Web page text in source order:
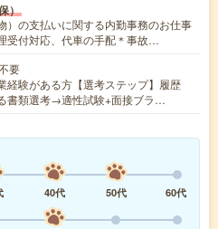
）
）の支払いに関する内勤事務のお仕事
受付対応、代車の手配＊事故…
要
経験がある方【選考ステップ】履歴
書類選考→適性試験+面接ブラ…
40代 50代
60代